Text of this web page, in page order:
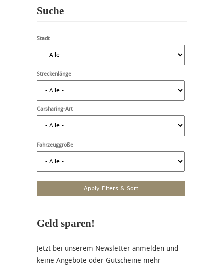
Suche
Stadt
Streckenlänge
Carsharing-Art
Fahrzeuggröße
Geld sparen!
Jetzt bei unserem Newsletter anmelden und
keine Angebote oder Gutscheine mehr